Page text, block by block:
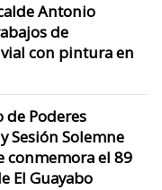
Antonio
de
con pintura en
de Poderes
Sesión Solemne
conmemora el 89
El Guayabo